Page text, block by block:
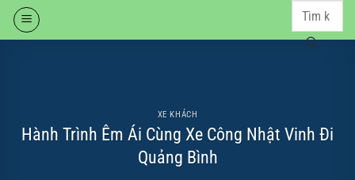
Skip
XE KHÁCH
Hành Trình Êm Ái Cùng Xe Công Nhật Vinh Đi
Quảng Bình